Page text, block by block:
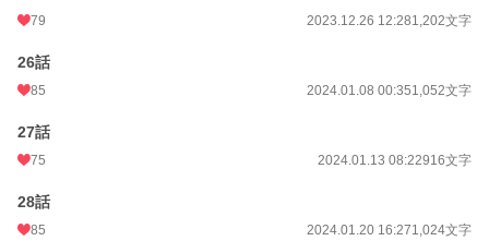
79 2023.12.26 12:281,202文字
26話
85 2024.01.08 00:351,052文字
27話
75 2024.01.13 08:22916文字
28話
85 2024.01.20 16:271,024文字